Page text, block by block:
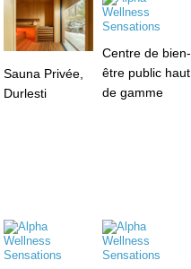
Sauna Privée,
Durlesti
Centre de bien-
être public haut
de gamme